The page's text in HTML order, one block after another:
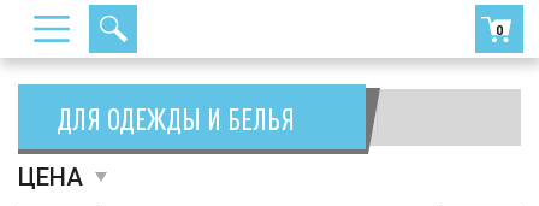
0
ДЛЯ ОДЕЖДЫ И БЕЛЬЯ
Сортировать:
ЦЕНА